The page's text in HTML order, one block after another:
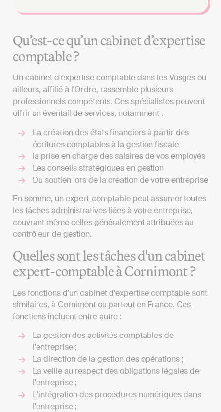
Qu’est-ce qu’un cabinet d’expertise
comptable ?
Un cabinet d'expertise comptable dans les Vosges ou
ailleurs, affilié à l'Ordre, rassemble plusieurs
professionnels compétents. Ces spécialistes peuvent
offrir un éventail de services, notamment :
La création des états financiers à partir des
écritures comptables à la gestion fiscale
la prise en charge des salaires de vos employés
Les conseils stratégiques en gestion
Du soutien lors de la création de votre entreprise
En somme, un expert-comptable peut assumer toutes
les tâches administratives liées à votre entreprise,
couvrant même celles généralement attribuées au
contrôleur de gestion.
Quelles sont les tâches d'un cabinet
expert-comptable à Cornimont ?
Les fonctions d'un cabinet d'expertise comptable sont
similaires, à Cornimont ou partout en France. Ces
fonctions incluent entre autre :
La gestion des activités comptables de
l'entreprise ;
La direction de la gestion des opérations ;
La veille au respect des obligations légales de
l'entreprise ;
L'intégration des procédures numériques dans
l'entreprise ;